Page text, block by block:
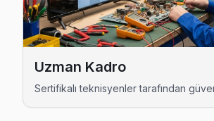
Hitachi TV'niz Garipçe'de arıza
Garipçe Hitachi Açılmıyor Arıza →
Gümüşdere Hitachi Servis
Uzman Kadro
Sertifikalı teknisyenler tarafından